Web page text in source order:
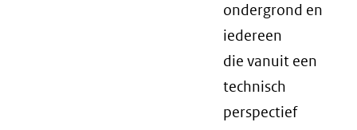
ondergrond en
iedereen
die vanuit een
technisch
perspectief